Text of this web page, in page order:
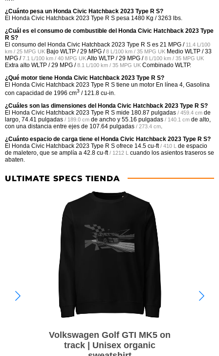
¿Cuánto pesa un Honda Civic Hatchback 2023 Type R S?
El Honda Civic Hatchback 2023 Type R S pesa 1480 Kg / 3263 lbs.
¿Cuál es el consumo de combustible del Honda Civic Hatchback 2023 Type
R S?
El consumo del Honda Civic Hatchback 2023 Type R S es 21 MPG / 11.4 L/100
km / 25 MPG UK Bajo WLTP /29 MPG /8 L/100 km / 35 MPG UK Medio WLTP /33
MPG /7.1 L/100 km / 40 MPG UKAlto WLTP /29 MPG /8 L/100 km / 35 MPG UK
Extra alto WLTP /29 MPG /8.1 L/100 km / 35 MPG UK Combinado WLTP.
¿Qué motor tiene Honda Civic Hatchback 2023 Type R S?
El Honda Civic Hatchback 2023 Type R S tiene un motor En línea 4, Gasolina
con capacidad de 1996 cm3 / 121.8 cu-in.
¿Cuáles son las dimensiones del Honda Civic Hatchback 2023 Type R S?
El Honda Civic Hatchback 2023 Type R S mide 180.87 pulgadas / 459.4 cm de
largo, 74.41 pulgadas / 189.0 cm de ancho y 55.16 pulgadas / 140.1 cm de alto,
con una distancia entre ejes de 107.64 pulgadas / 273.4 cm
¿Cuánto espacio de carga tiene el Honda Civic Hatchback 2023 Type R S?
El Honda Civic Hatchback 2023 Type R S ofrece 14.5 cu-ft / 410 L de espacio
de maletero, que se amplía a 42.8 cu-ft / 1212 L cuando los asientos traseros se
abaten.
ULTIMATE SPECS TIENDA